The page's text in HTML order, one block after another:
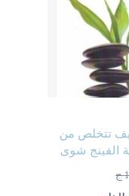
تتخلص من
الفينج شوى
ج